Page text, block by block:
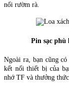
nối rườm rà.
Pin sạc phù
Ngoài ra, bạn cũng
kết nối thiết bị của
nhớ TF và thưởng thức